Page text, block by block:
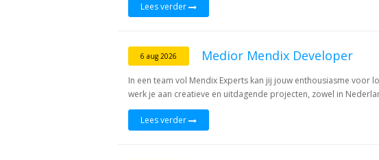
Lees verder
6 aug 2026 Medior Mendix Developer
In een team vol Mendix Experts kan jij jouw enthousiasme voor
werk je aan creatieve en uitdagende projecten, zowel in
Lees verder